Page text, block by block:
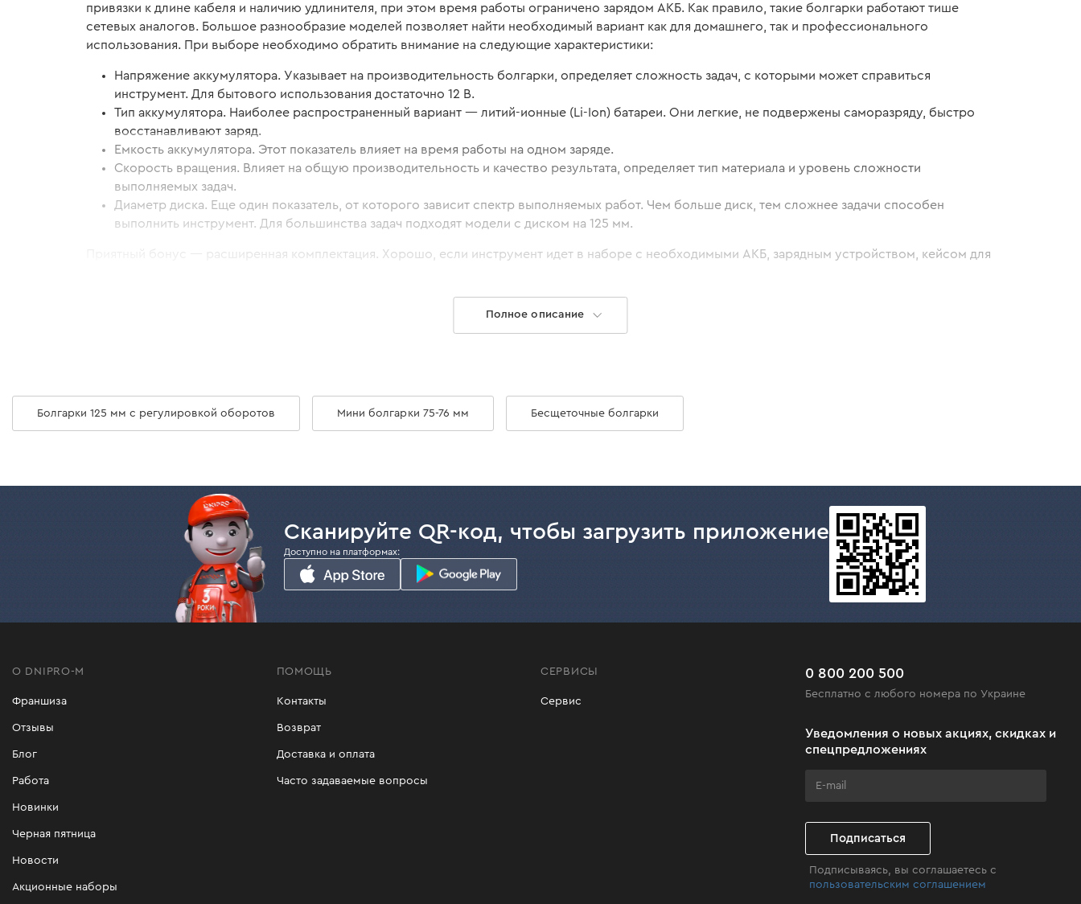
привязки к длине кабеля и наличию удлинителя, при этом время работы ограничено зарядом АКБ. Как правило, такие болгарки работают тише
сетевых аналогов. Большое разнообразие моделей позволяет найти необходимый вариант как для домашнего, так и профессионального
использования. При выборе необходимо обратить внимание на следующие характеристики:
Напряжение аккумулятора. Указывает на производительность болгарки, определяет сложность задач, с которыми может справиться
инструмент. Для бытового использования достаточно 12 В.
Тип аккумулятора. Наиболее распространенный вариант — литий-ионные (Li-Ion) батареи. Они легкие, не подвержены саморазряду, быстро
восстанавливают заряд.
Емкость аккумулятора. Этот показатель влияет на время работы на одном заряде.
Скорость вращения. Влияет на общую производительность и качество результата, определяет тип материала и уровень сложности
выполняемых задач.
Диаметр диска. Еще один показатель, от которого зависит спектр выполняемых работ. Чем больше диск, тем сложнее задачи способен
выполнить инструмент. Для большинства задач подходят модели с диском на 125 мм.
Приятный бонус — расширенная комплектация. Хорошо, если инструмент идет в наборе с необходимыми АКБ, зарядным устройством, кейсом для
Вы можете купить аккумуляторную болгарку как на сайте, так и в любом салоне мастерства в своем городе.
В нашем ассортименте болгарки из линеек 12 V и 20 V. Особенности инструментов:
совместимы со всеми АКБ из соответствующей линейки;
оснащены дополнительными функциями безопасности и комфортной работы, например, плавным пуском, защитой от повторного и
случайного включения и другими;
3 года гарантии.
С особенностями каждой модели Вы можете ознакомиться в соответствующей карточке товара.
В интернет-магазине Dnipro-M Вы можете купить купить аккумуляторную УШМ в Киеве, Одессе, Днепре, Львове и других городах Украины.
Оформляйте покупку в пару кликов, оплачивайте и забирайте удобным для Вас способом.
Полное описание
Болгарки 125 мм с регулировкой оборотов Мини болгарки 75-76 мм Бесщеточные болгарки
Сканируйте QR-код, чтобы загрузить приложение
Доступно на платформах:
О DNIPRO-M
Франшиза
Отзывы
Блог
Работа
Новинки
Черная пятница
Новости
Акционные наборы
ПОМОЩЬ
Контакты
Возврат
Доставка и оплата
Часто задаваемые вопросы
СЕРВИСЫ
Сервис
0 800 200 500
Бесплатно с любого номера по Украине
Уведомления о новых акциях, скидках и
спецпредложениях
Подписаться
Подписываясь, вы соглашаетесь с
пользовательским соглашением